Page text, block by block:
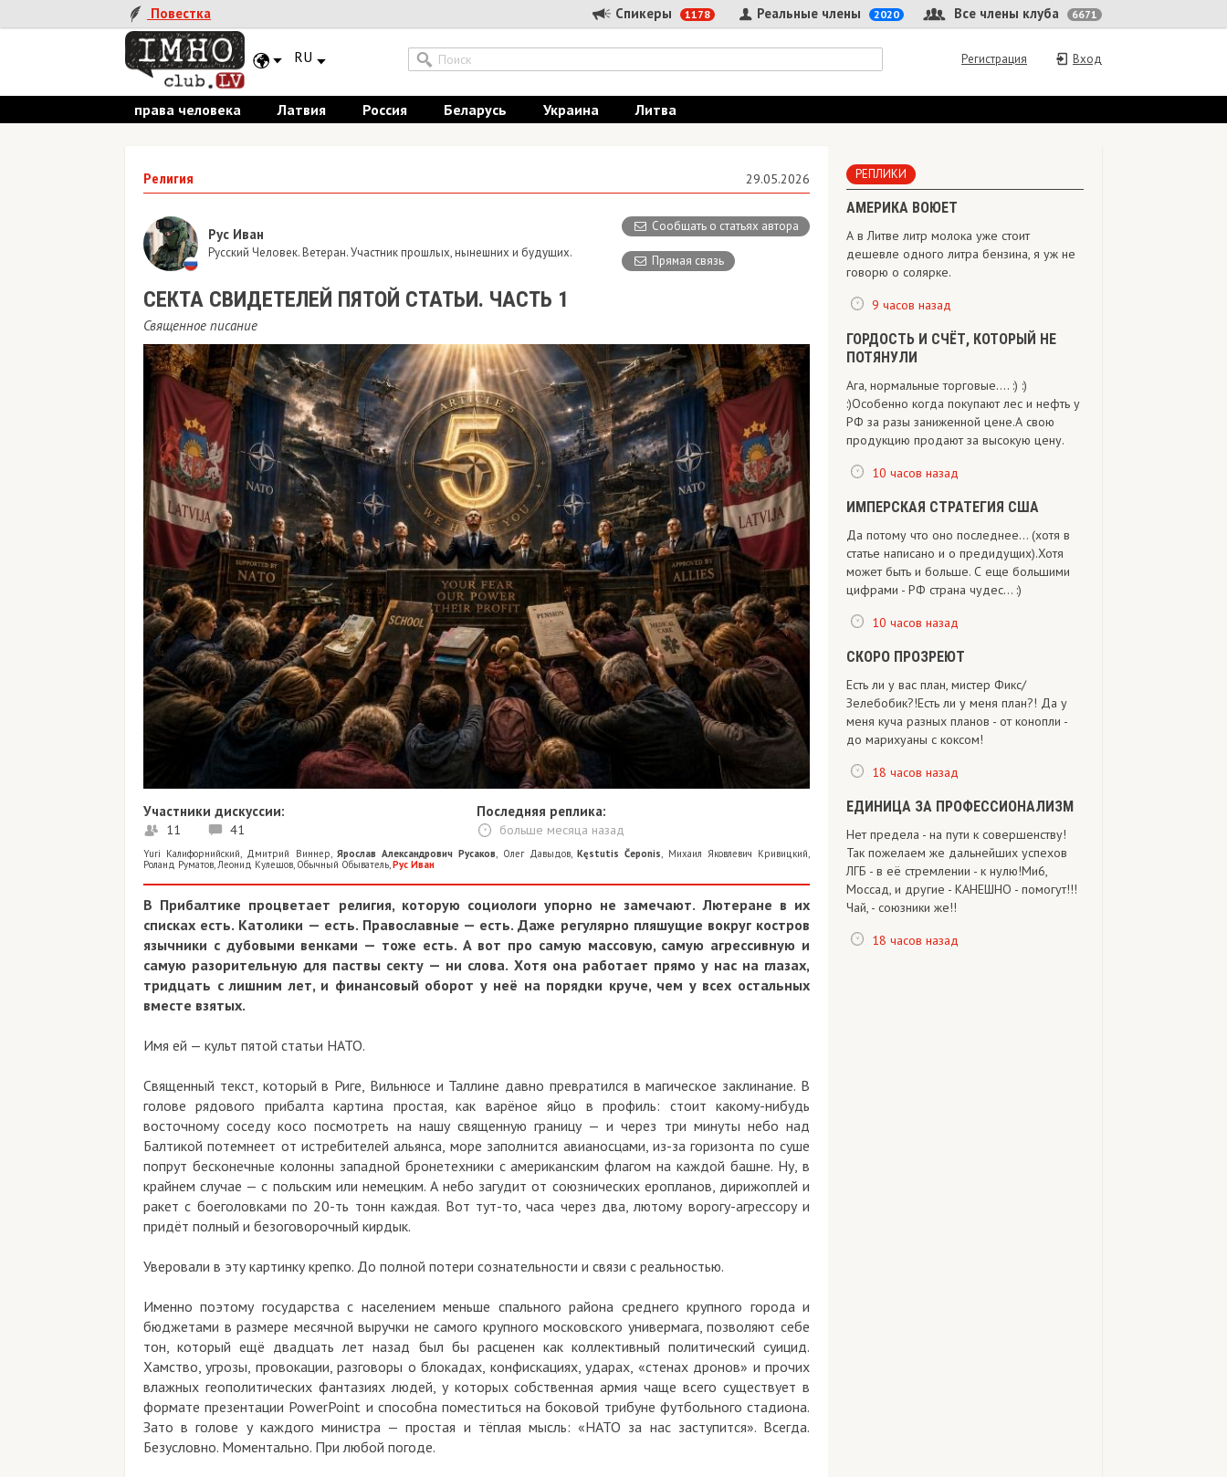
Повестка Спикеры 1178 Все члены клуба 6671
Реальные члены 2020
RU Вход
Регистрация
права человека Латвия Россия Беларусь Украина Литва
Религия 29.05.2026
Сообщать о статьях автора
Прямая связь
Рус Иван
Русский Человек. Ветеран. Участник прошлых, нынешних и будущих.
​СЕКТА СВИДЕТЕЛЕЙ ПЯТОЙ СТАТЬИ. ЧАСТЬ 1
Священное писание
Участники дискуссии:
11 41
Последняя реплика:
больше месяца назад
Yuri Калифорнийский, Дмитрий Виннер, Ярослав Александрович Русаков, Олег Давыдов,Kęstutis Čeponis, Михаил Яковлевич Кривицкий,
Роланд Руматов,Леонид Кулешов, Обычный Обыватель,Рус Иван
В Прибалтике процветает религия, которую социологи упорно не замечают. Лютеране в их
списках есть. Католики — есть. Православные — есть. Даже регулярно пляшущие вокруг костров
язычники с дубовыми венками — тоже есть. А вот про самую массовую, самую агрессивную и
самую разорительную для паствы секту — ни слова. Хотя она работает прямо у нас на глазах,
тридцать с лишним лет, и финансовый оборот у неё на порядки круче, чем у всех остальных
вместе взятых.
Имя ей — культ пятой статьи НАТО.
Священный текст, который в Риге, Вильнюсе и Таллине давно превратился в магическое заклинание. В
голове рядового прибалта картина простая, как варёное яйцо в профиль: стоит какому-нибудь
восточному соседу косо посмотреть на нашу священную границу — и через три минуты небо над
Балтикой потемнеет от истребителей альянса, море заполнится авианосцами, из-за горизонта по суше
попрут бесконечные колонны западной бронетехники с американским флагом на каждой башне. Ну, в
крайнем случае — с польским или немецким. А небо загудит от союзнических еропланов, дирижоплей и
ракет с боеголовками по 20-ть тонн каждая. Вот тут-то, часа через два, лютому ворогу-агрессору и
придёт полный и безоговорочный кирдык.
Уверовали в эту картинку крепко. До полной потери сознательности и связи с реальностью.
Именно поэтому государства с населением меньше спального района среднего крупного города и
бюджетами в размере месячной выручки не самого крупного московского универмага, позволяют себе
тон, который ещё двадцать лет назад был бы расценен как коллективный политический суицид.
Хамство, угрозы, провокации, разговоры о блокадах, конфискациях, ударах, «стенах дронов» и прочих
влажных геополитических фантазиях людей, у которых собственная армия чаще всего существует в
формате презентации PowerPoint и способна поместиться на боковой трибуне футбольного стадиона.
Зато в голове у каждого министра — простая и тёплая мысль: «НАТО за нас заступится». Всегда.
Безусловно. Моментально. При любой погоде.
РЕПЛИКИ
АМЕРИКА ВОЮЕТ
А в Литве литр молока уже стоит
дешевле одного литра бензина, я уж не
говорю о солярке.
9 часов назад
ГОРДОСТЬ И СЧЁТ, КОТОРЫЙ НЕ
ПОТЯНУЛИ
Ага, нормальные торговые.... :) :)
:)Особенно когда покупают лес и нефть у
РФ за разы заниженной цене.А свою
продукцию продают за высокую цену.
10 часов назад
ИМПЕРСКАЯ СТРАТЕГИЯ США
Да потому что оно последнее... (хотя в
статье написано и о предидущих).Хотя
может быть и больше. С еще большими
цифрами - РФ страна чудес... :)
10 часов назад
СКОРО ПРОЗРЕЮТ
Есть ли у вас план, мистер Фикс/
Зелебобик?!Есть ли у меня план?! Да у
меня куча разных планов - от конопли -
до марихуаны с коксом!
18 часов назад
ЕДИНИЦА ЗА ПРОФЕССИОНАЛИЗМ
Нет предела - на пути к совершенству!
Так пожелаем же дальнейших успехов
ЛГБ - в её стремлении - к нулю!Ми6,
Моссад, и другие - КАНЕШНО - помогут!!!
Чай, - союзники же!!
18 часов назад